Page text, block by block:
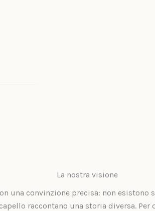
La nostra visione
una convinzione precisa: non
raccontano una storia diversa.